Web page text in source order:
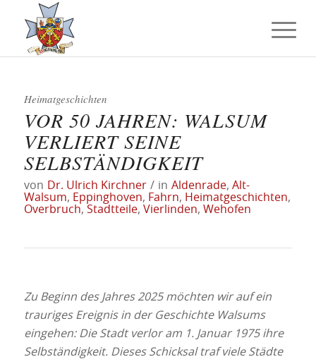
Heimatgeschichten
VOR 50 JAHREN: WALSUM
VERLIERT SEINE
SELBSTÄNDIGKEIT
von Dr. Ulrich Kirchner / in Aldenrade, Alt-
Walsum, Eppinghoven, Fahrn, Heimatgeschichten,
Overbruch, Stadtteile, Vierlinden, Wehofen
Zu Beginn des Jahres 2025 möchten wir auf ein
trauriges Ereignis in der Geschichte Walsums
eingehen: Die Stadt verlor am 1. Januar 1975 ihre
Selbständigkeit. Dieses Schicksal traf viele Städte